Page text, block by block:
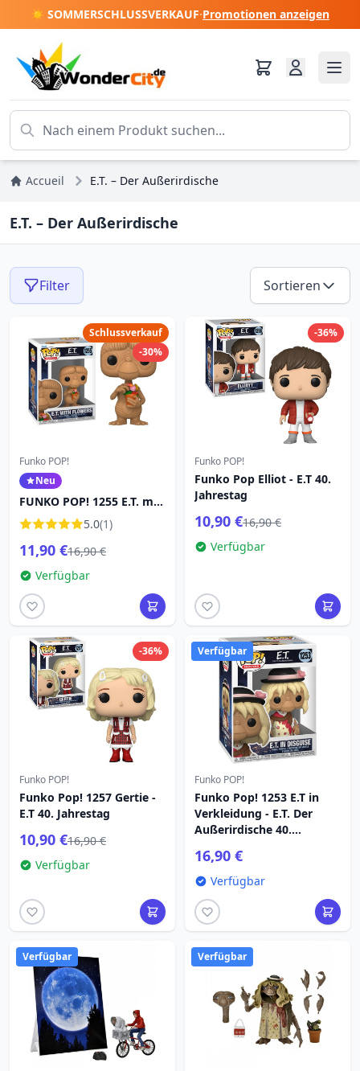
☀️ SOMMERSCHLUSSVERKAUF·Promotionen anzeigen
Accueil E.T. – Der Außerirdische
E.T. – Der Außerirdische
Filter Sortieren
Schlussverkauf
-30%
Funko POP!
Neu
FUNKO POP! 1255 E.T. mit
Blumen - E.T.5.0(1)
11,90 €16,90 €
Verfügbar
-36%
Funko POP!
Funko Pop Elliot - E.T 40.
Jahrestag
10,90 €16,90 €
Verfügbar
-36%
Funko POP!
Funko Pop! 1257 Gertie -
E.T 40. Jahrestag
10,90 €16,90 €
Verfügbar
Verfügbar
Funko POP!
Funko Pop! 1253 E.T in
Verkleidung - E.T. Der
Außerirdische 40.
16,90 €
Verfügbar
Verfügbar Verfügbar